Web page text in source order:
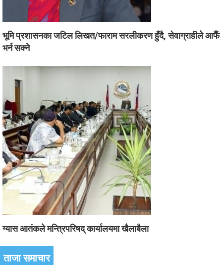
भूमि प्रशासनका जटिल लिखत/फाराम सरलीकरण हुँदै, सेवाग्राहीले आफैँ
भर्न सक्ने
ग्यास आतंकले मन्त्रिपरिषद् कार्यालयमा खैलाबैला
ताजा समाचार